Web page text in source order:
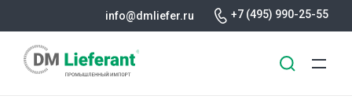
info@dmliefer.ru +7 (495) 990-25-55